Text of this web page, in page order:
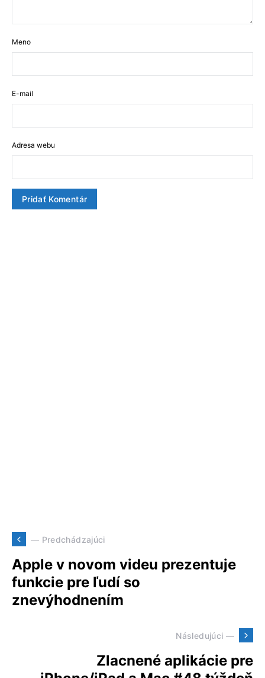
Meno
E-mail
Adresa webu
— Predchádzajúci
Apple v novom videu prezentuje
funkcie pre ľudí so
znevýhodnením
Následujúci —
Zlacnené aplikácie pre